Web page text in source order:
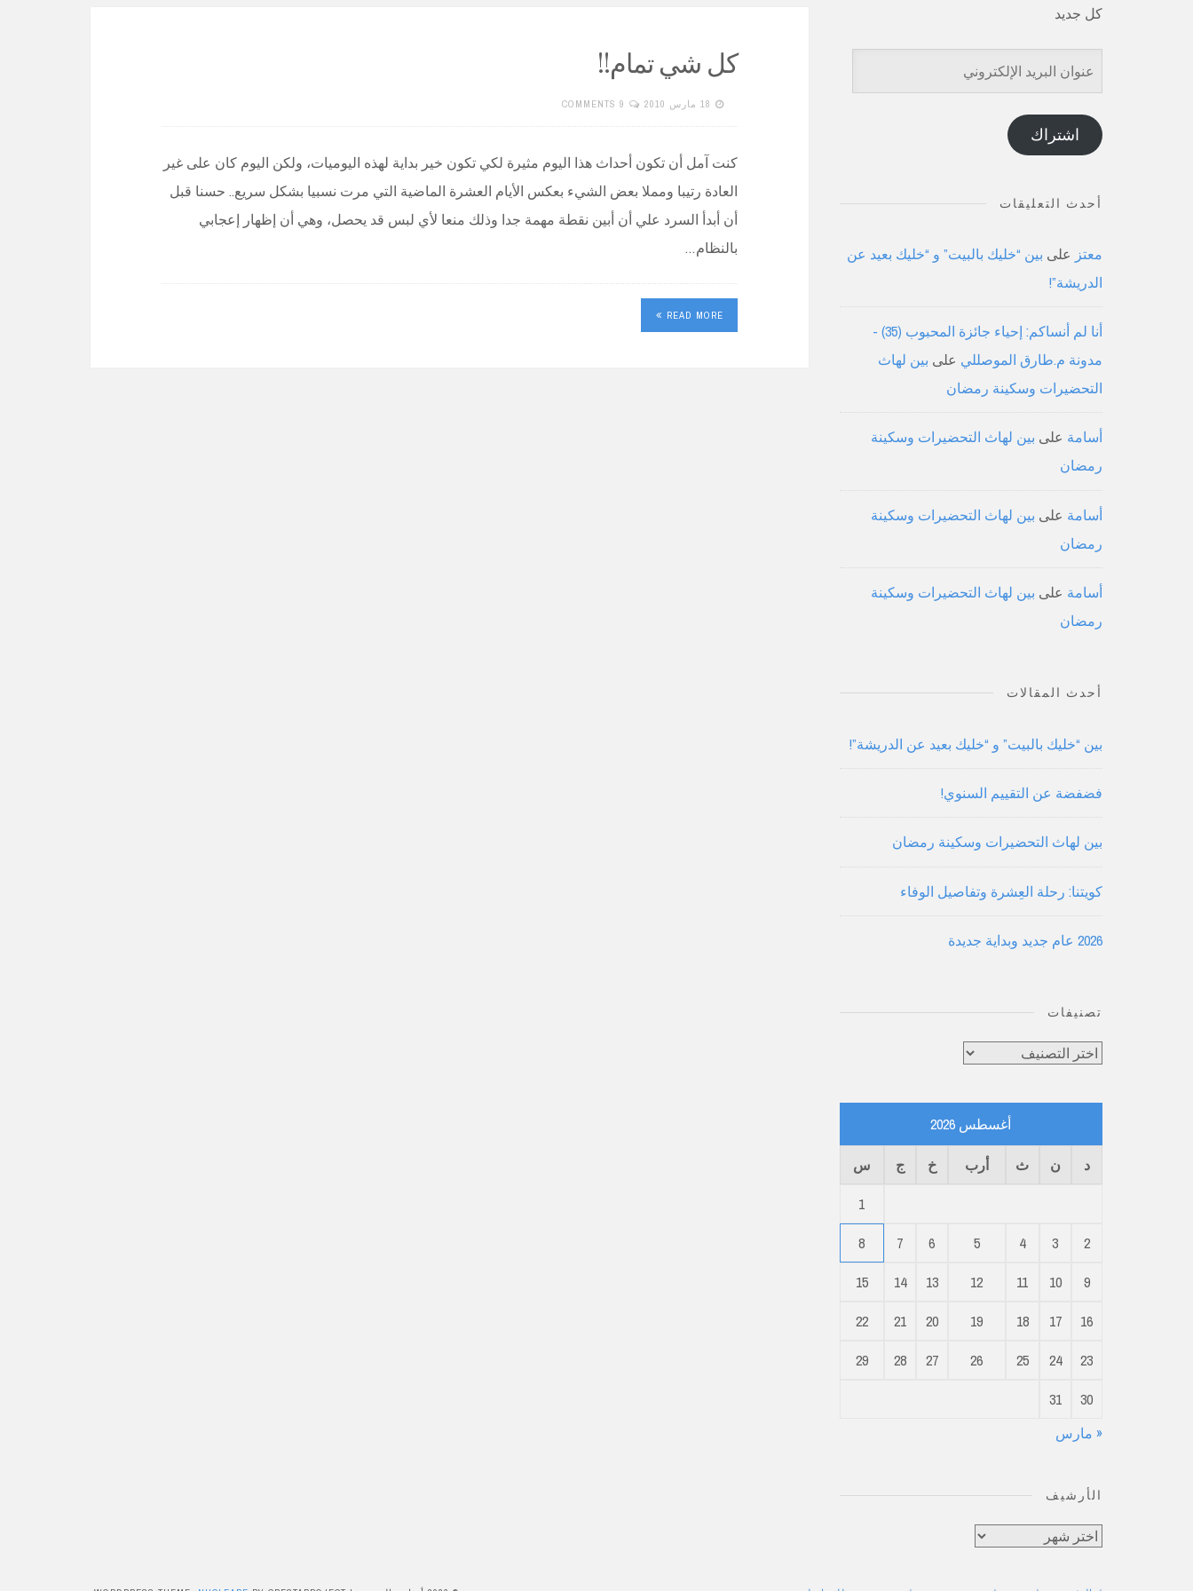
كل شي تمام!!
18 مارس 2010 9 COMMENTS
كنت آمل أن تكون أحداث هذا اليوم مثيرة لكي تكون خير بداية لهذه اليوميات، ولكن اليوم كان على غير
العادة رتيبا ومملا بعض الشيء بعكس الأيام العشرة الماضية التي مرت نسبيا بشكل سريع.. حسنا قبل
أن أبدأ السرد علي أن أبين نقطة مهمة جدا وذلك منعا لأي لبس قد يحصل، وهي أن إظهار إعجابي
بالنظام…
READ MORE
كل جديد
عنوان
البريد
الإلكتروني
اشتراك
أحدث التعليقات
معتز على بين “خليك بالبيت” و “خليك بعيد عن
الدريشة”!
أنا لم أنساكم: إحياء جائزة المحبوب (35) -
مدونة م.طارق الموصللي على بين لهاث
التحضيرات وسكينة رمضان
أسامة على بين لهاث التحضيرات وسكينة
رمضان
أسامة على بين لهاث التحضيرات وسكينة
رمضان
أسامة على بين لهاث التحضيرات وسكينة
رمضان
أحدث المقالات
بين “خليك بالبيت” و “خليك بعيد عن الدريشة”!
فضفضة عن التقييم السنوي!
بين لهاث التحضيرات وسكينة رمضان
كويتنا: رحلة العِشرة وتفاصيل الوفاء
2026 عام جديد وبداية جديدة
تصنيفات
تصنيفات
أغسطس 2026
د ن ث أرب خ ج
س
1
2
3
4
5
6
7
8
9
10
11
12
13
14
15
16
17
18
19
20
21
22
23
24
25
26
27
28
29
30
31
« مارس
الأرشيف
الأرشيف